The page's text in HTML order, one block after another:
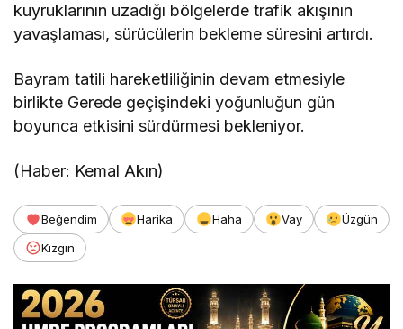
kuyruklarının uzadığı bölgelerde trafik akışının
yavaşlaması, sürücülerin bekleme süresini artırdı.
Bayram tatili hareketliliğinin devam etmesiyle
birlikte Gerede geçişindeki yoğunluğun gün
boyunca etkisini sürdürmesi bekleniyor.
(Haber: Kemal Akın)
Beğendim Harika Haha Vay
Üzgün
Kızgın